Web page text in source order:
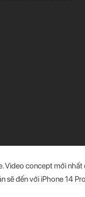
concept mới
đến với iPhone 14